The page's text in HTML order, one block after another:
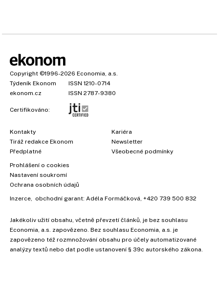
Copyright ©1996-2026 Economia, a.s.
Týdeník Ekonom
ISSN 1210-0714
ekonom.cz
ISSN 2787-9380
Certifikováno:
Kontakty
Tiráž redakce Ekonom
Předplatné
Kariéra
Newsletter
Všeobecné podmínky
Prohlášení o cookies
Nastavení soukromí
Ochrana osobních údajů
Inzerce, obchodní garant: Adéla Formáčková, +420 739 500 832
Jakékoliv užití obsahu, včetně převzetí článků, je bez souhlasu
Economia, a.s. zapovězeno. Bez souhlasu Economia, a.s. je
zapovězeno též rozmnožování obsahu pro účely automatizované
analýzy textů nebo dat podle ustanovení § 39c autorského zákona.